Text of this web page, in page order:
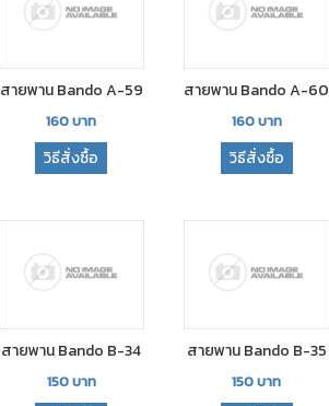
สายพาน Bando A-59
160บาท
วิธีสั่งซื้อ
สายพาน Bando A-60
160บาท
วิธีสั่งซื้อ
สายพาน Bando B-34
150บาท
สายพาน Bando B-35
150บาท